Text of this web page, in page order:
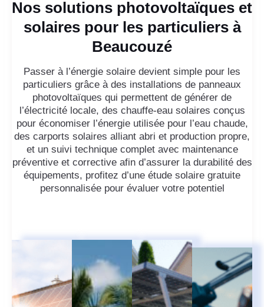
Nos solutions photovoltaïques et
solaires pour les particuliers à
Beaucouzé
Passer à l’énergie solaire devient simple pour les
particuliers grâce à des installations de panneaux
photovoltaïques qui permettent de générer de
l’électricité locale, des chauffe-eau solaires conçus
pour économiser l’énergie utilisée pour l’eau chaude,
des carports solaires alliant abri et production propre,
et un suivi technique complet avec maintenance
préventive et corrective afin d’assurer la durabilité des
équipements, profitez d’une étude solaire gratuite
personnalisée pour évaluer votre potentiel